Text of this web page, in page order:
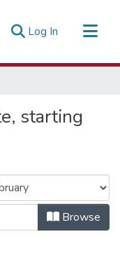
Log In (current)
starting
Browse